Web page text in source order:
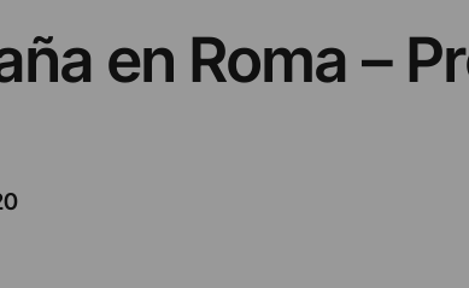
en Roma –